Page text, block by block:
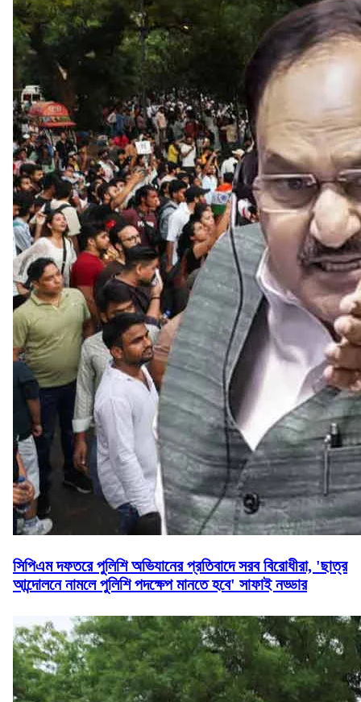
সিপিএম দফতরে পুলিশি অভিযানের প্রতিবাদে সরব বিরোধীরা, 'ছাত্র
আন্দোলনে নামলে পুলিশি পদক্ষেপ মানতে হবে' সাফাই নড্ডার